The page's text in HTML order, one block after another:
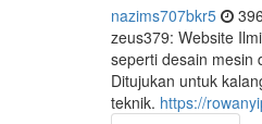
nazims707bkr5
zeus379: Website
seperti desain mesin
Ditujukan untuk
teknik. https://